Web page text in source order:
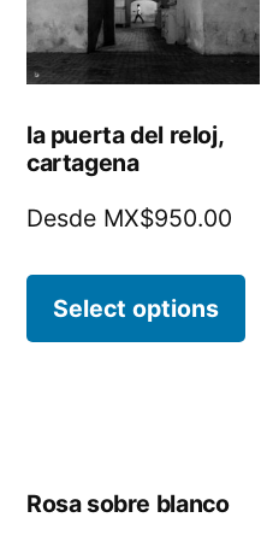
la puerta del reloj,
cartagena
Desde MX$950.00
Select options
Rosa sobre blanco